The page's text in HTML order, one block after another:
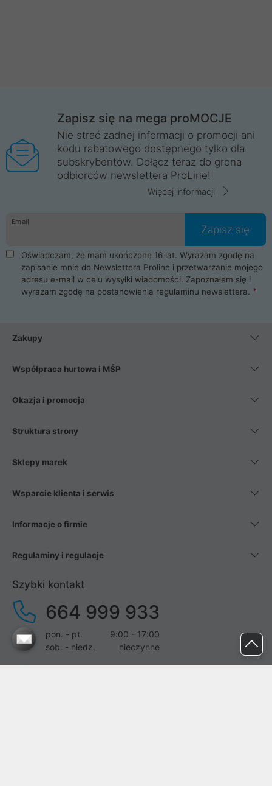
Zapisz się na mega proMOCJE
Nie strać żadnej informacji o promocji ani
kodu rabatowego dostępnego tylko dla
subskrybentów. Dołącz teraz do grona
odbiorców newslettera ProLine!
Więcej informacji
Email
Zapisz się
Oświadczam, że mam ukończone 16 lat. Wyrażam zgodę na
zapisanie mnie do Newslettera Proline i przetwarzanie mojego
adresu e-mail w celu wysyłki wiadomości. Zapoznałem się i
wyrażam zgodę na postanowienia regulaminu newslettera.
Zakupy
Współpraca hurtowa i MŚP
Okazja i promocja
Struktura strony
Sklepy marek
Wsparcie klienta i serwis
Informacje o firmie
Regulaminy i regulacje
Szybki kontakt
664 999 933
pon. - pt.
9:00 - 17:00
sob. - niedz.
nieczynne